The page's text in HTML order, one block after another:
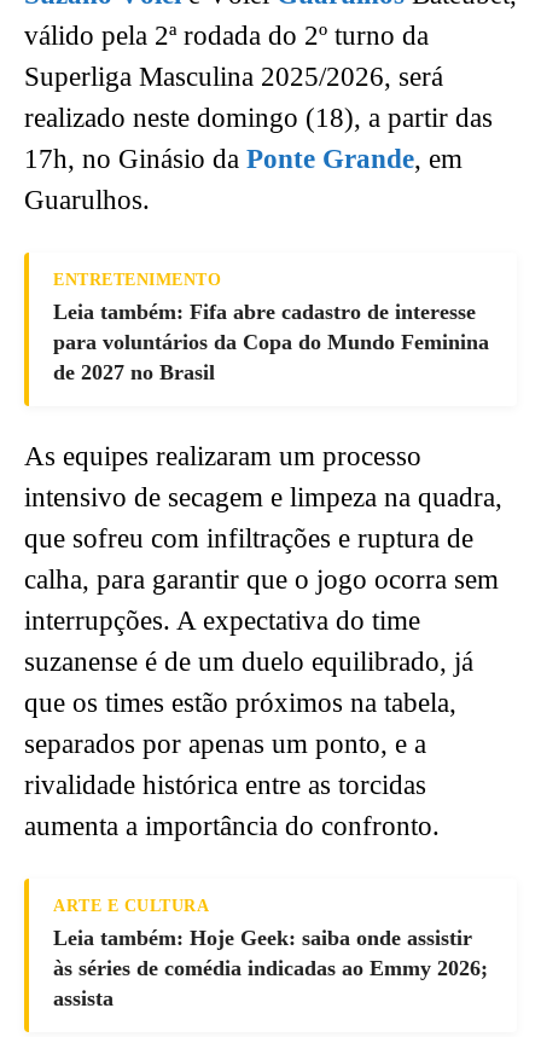
válido pela 2ª rodada do 2º turno da
Superliga Masculina 2025/2026, será
realizado neste domingo (18), a partir das
17h, no Ginásio da Ponte Grande, em
Guarulhos.
ENTRETENIMENTO
Leia também: Fifa abre cadastro de interesse
para voluntários da Copa do Mundo Feminina
de 2027 no Brasil
As equipes realizaram um processo
intensivo de secagem e limpeza na quadra,
que sofreu com infiltrações e ruptura de
calha, para garantir que o jogo ocorra sem
interrupções. A expectativa do time
suzanense é de um duelo equilibrado, já
que os times estão próximos na tabela,
separados por apenas um ponto, e a
rivalidade histórica entre as torcidas
aumenta a importância do confronto.
ARTE E CULTURA
Leia também: Hoje Geek: saiba onde assistir
às séries de comédia indicadas ao Emmy 2026;
assista